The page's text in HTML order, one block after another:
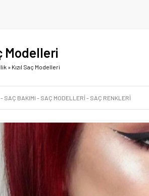
Modelleri
» Kızıl Saç Modelleri
SAÇ BAKIMI SAÇ MODELLERI SAÇ RENKLERI